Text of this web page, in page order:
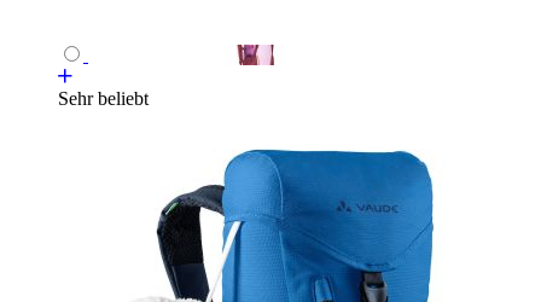
Sehr beliebt